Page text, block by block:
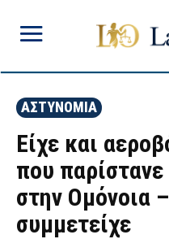
ΑΣΤΥΝΟΜΙΑ
Είχε και
που
στην Ομόνοια
συμμετείχε